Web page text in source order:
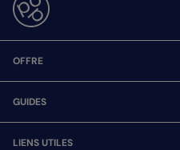
OFFRE
GUIDES
LIENS UTILES